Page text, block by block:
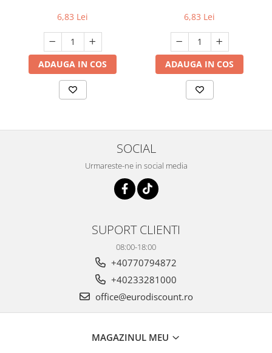
6,83 Lei
ADAUGA IN COS
6,83 Lei
ADAUGA IN COS
SOCIAL
Urmareste-ne in social media
SUPORT CLIENTI
08:00-18:00
+40770794872
+40233281000
office@eurodiscount.ro
MAGAZINUL MEU